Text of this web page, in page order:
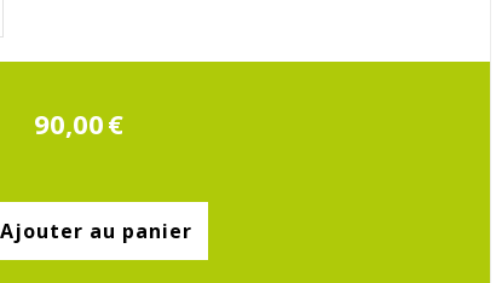
90,00€
Ajouter au panier